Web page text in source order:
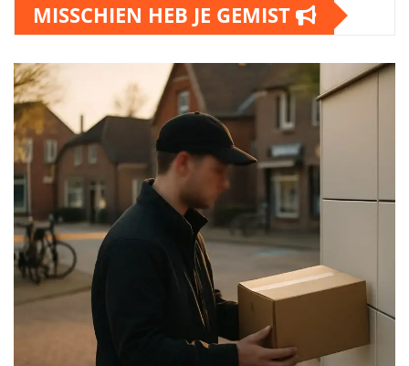
MISSCHIEN HEB JE GEMIST